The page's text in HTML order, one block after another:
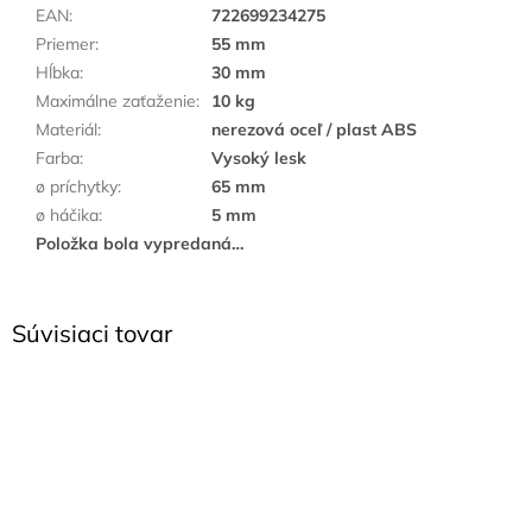
Súvisiaci tovar
EAN:
722699234275
Priemer:
55 mm
Hĺbka:
30 mm
Maximálne zaťaženie:
10 kg
Materiál:
nerezová oceľ / plast ABS
Farba:
Vysoký lesk
ø príchytky:
65 mm
ø háčika:
5 mm
Položka bola vypredaná…